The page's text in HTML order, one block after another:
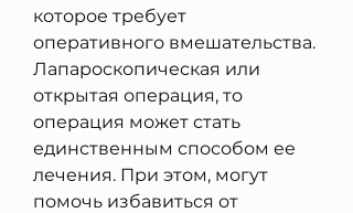
которое требует
оперативного вмешательства.
Лапароскопическая или
открытая операция, то
операция может стать
единственным способом ее
лечения. При этом, могут
помочь избавиться от